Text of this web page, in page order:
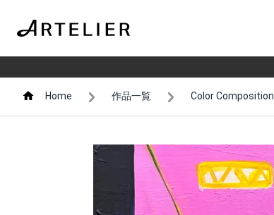
Home 作品一覧 Color Composition